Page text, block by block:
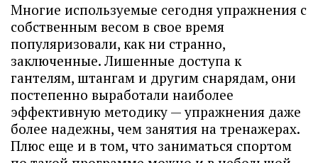
Многие используемые сегодня упражнения с
собственным весом в свое время
популяризовали, как ни странно,
заключенные. Лишенные доступа к
гантелям, штангам и другим снарядам, они
постепенно выработали наиболее
эффективную методику — упражнения даже
более надежны, чем занятия на тренажерах.
Плюс еще и в том, что заниматься спортом